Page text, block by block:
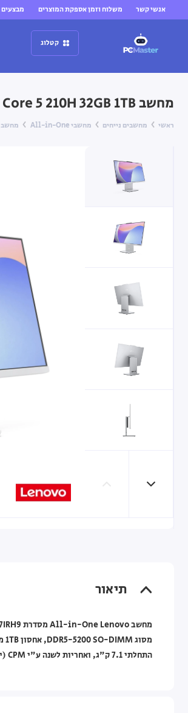
אנשי קשר משלוח וזמן אספקת המוצרים מבצעים
קטלוג
מחשב All-in-One Lenovo IdeaCentre 27" Core 5 210H 32GB 1TB — (אפור) Cloud Grey (ללא מסך מגע)
ראשי מחשבים נייחים מחשבי All-in-One מחשב All-in-One Lenovo IdeaCentre 27" Core 5 210H 32GB 1TB — (אפור) Cloud Grey (ללא מסך מגע)
תיאור
התחלתי 7.1 ק"ג, ואחריות לשנה ע"י CPM (יבואן רשמי).